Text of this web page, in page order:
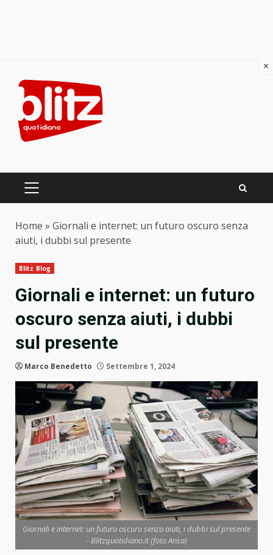
content
PRIMARY
Home » Giornali e internet: un futuro oscuro senza
aiuti, i dubbi sul presente
Blitz Blog
Giornali e internet: un futuro
oscuro senza aiuti, i dubbi
sul presente
Marco Benedetto Settembre 1, 2024
Giornali e internet: un futuro oscuro senza aiuti, i dubbi sul presente
- Blitzquotidiano.it (foto Ansa)
×